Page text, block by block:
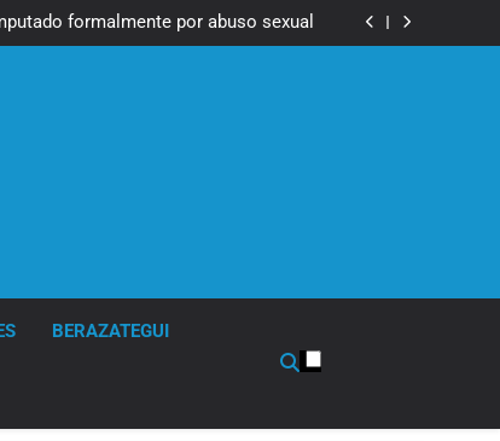
formalmente por abuso sexual
su plan de lucha con nuevas marchas
plan de lucha con nuevas marchas
BERAZATEGUI